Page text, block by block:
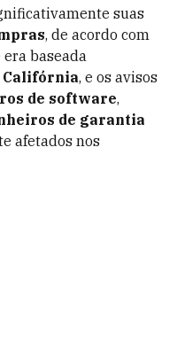
suas
, de acordo com
era baseada
Califórnia, e os avisos
de software,
de garantia
afetados nos